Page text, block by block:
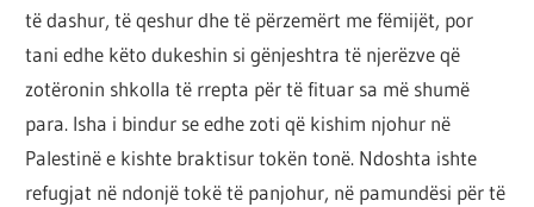
të dashur, të qeshur dhe të përzemërt me fëmijët, por
tani edhe këto dukeshin si gënjeshtra të njerëzve që
zotëronin shkolla të rrepta për të fituar sa më shumë
para. Isha i bindur se edhe zoti që kishim njohur në
Palestinë e kishte braktisur tokën tonë. Ndoshta ishte
refugjat në ndonjë tokë të panjohur, në pamundësi për të